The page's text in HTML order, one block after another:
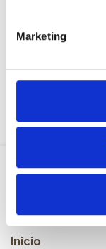
Marketing
Inicio